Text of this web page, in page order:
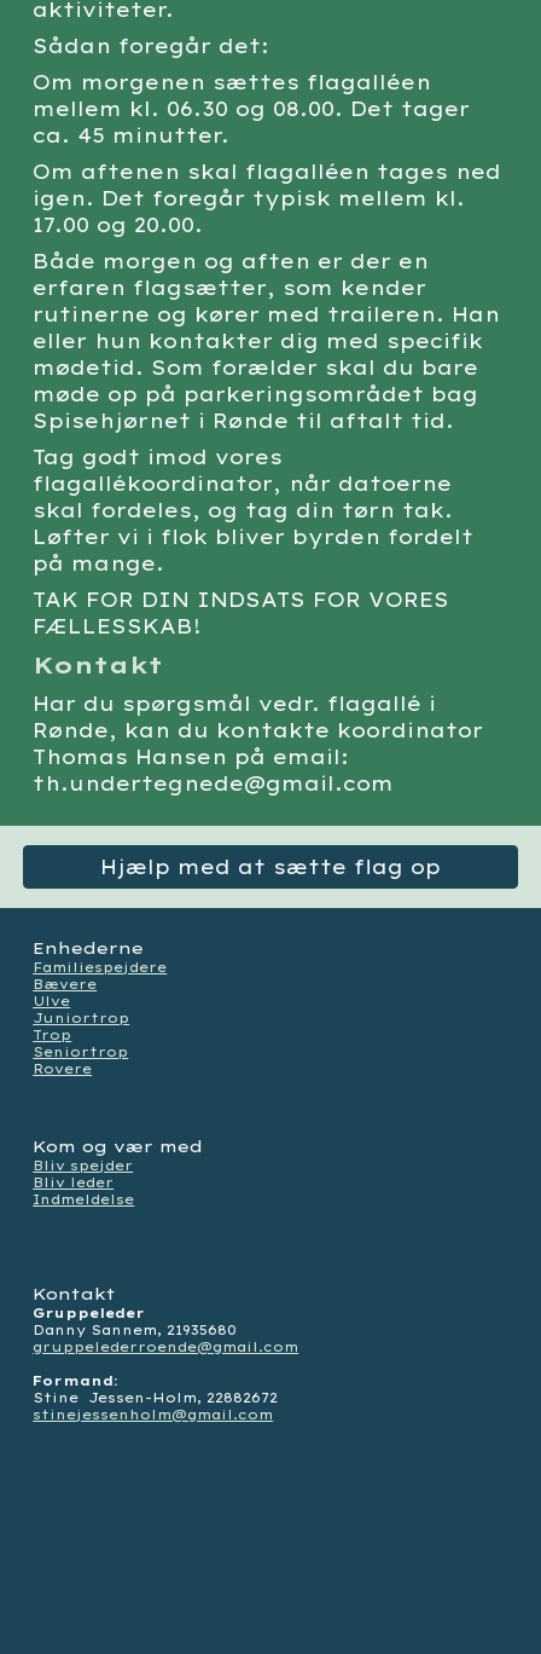
aktiviteter.
Sådan foregår det:
Om morgenen sættes flagalléen
mellem kl. 06.30 og 08.00. Det tager
ca. 45 minutter.
Om aftenen skal flagalléen tages ned
igen. Det foregår typisk mellem kl.
17.00 og 20.00.
Både morgen og aften er der en
erfaren flagsætter, som kender
rutinerne og kører med traileren. Han
eller hun kontakter dig med specifik
mødetid. Som forælder skal du bare
møde op på parkeringsområdet bag
Spisehjørnet i Rønde til aftalt tid.
Tag godt imod vores
flagallékoordinator, når datoerne
skal fordeles, og tag din tørn tak.
Løfter vi i flok bliver byrden fordelt
på mange.
TAK FOR DIN INDSATS FOR VORES
FÆLLESSKAB!
Kontakt
Har du spørgsmål vedr. flagallé i
Rønde, kan du kontakte koordinator
Thomas Hansen på email:
th.undertegnede@gmail.com
Hjælp med at sætte flag op
Enhederne
Familiespejdere
Bævere
Ulve
Juniortrop
Trop
Seniortrop
Rovere
Kom og vær med
Bliv spejder
Bliv leder
Indmeldelse
Kontakt
Gruppeleder
Danny Sannem, 21935680
gruppelederroende@gmail.com
Formand:
Stine Jessen-Holm, 22882672
stinejessenholm@gmail.com